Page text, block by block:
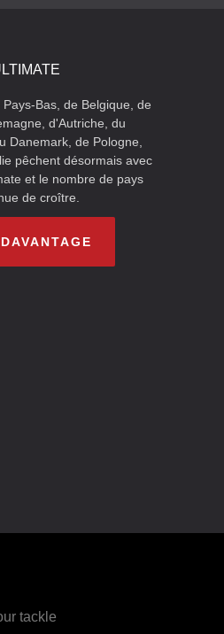
Bas, de Belgique, de
d'Autriche, du
Danemark, de Pologne,
pêchent désormais avec
et le nombre de pays
de croître.
tackle